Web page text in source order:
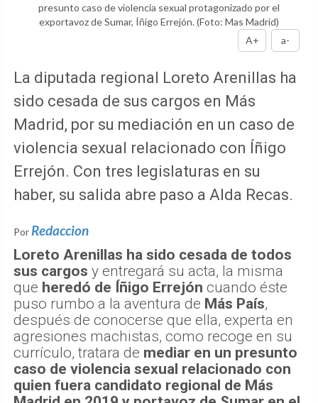
presunto caso de violencia sexual protagonizado por el
exportavoz de Sumar, Íñigo Errejón.(Foto: Mas Madrid)
A+
a-
La diputada regional Loreto Arenillas ha
sido cesada de sus cargos en Más
Madrid, por su mediación en un caso de
violencia sexual relacionado con Íñigo
Errejón. Con tres legislaturas en su
haber, su salida abre paso a Alda Recas.
Por Redaccion
Loreto Arenillas ha sido cesada de todos
sus cargos y entregará su acta, la misma
que heredó de Íñigo Errejón cuando éste
puso rumbo a la aventura de Más País,
después de conocerse que ella, experta en
agresiones machistas, como recoge en su
currículo, tratara de mediar en un presunto
caso de violencia sexual relacionado con
quien fuera candidato regional de Más